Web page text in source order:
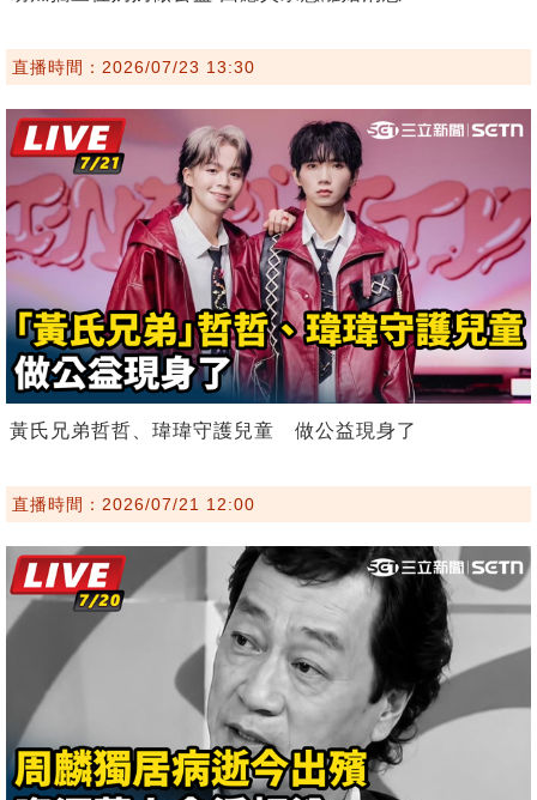
直播時間：2026/07/23 13:30
黃氏兄弟哲哲、瑋瑋守護兒童 做公益現身了
直播時間：2026/07/21 12:00